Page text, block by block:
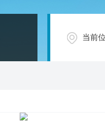
当前